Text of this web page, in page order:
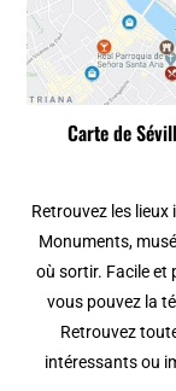
Carte de
Retrouvez les lieux
Monuments,
où sortir. Facile et
vous pouvez la
Retrouvez
intéressants ou